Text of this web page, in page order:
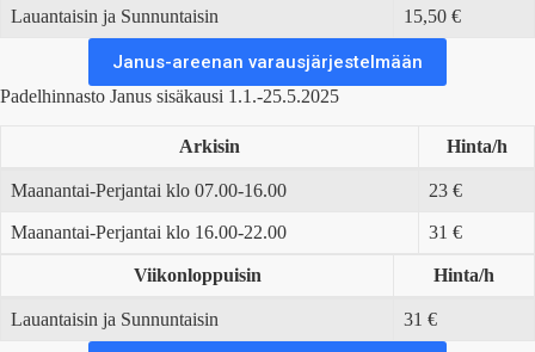
Lauantaisin ja Sunnuntaisin 15,50 €
Janus-areenan varausjärjestelmään
Padelhinnasto Janus sisäkausi 1.1.-25.5.2025
Arkisin Hinta/h
Maanantai-Perjantai klo 07.00-16.00 23 €
Maanantai-Perjantai klo 16.00-22.00 31 €
Viikonloppuisin Hinta/h
Lauantaisin ja Sunnuntaisin 31 €